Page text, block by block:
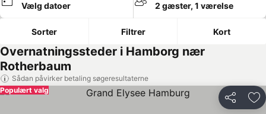
Vælg datoer 2 gæster, 1 værelse
Sorter Filtrer Kort
Overnatningssteder i Hamborg nær
Rotherbaum
Sådan påvirker betaling søgeresultaterne
Del
Populært valg